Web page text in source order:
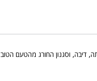
דיבה, וסגנון החורג מהטעם הטוב